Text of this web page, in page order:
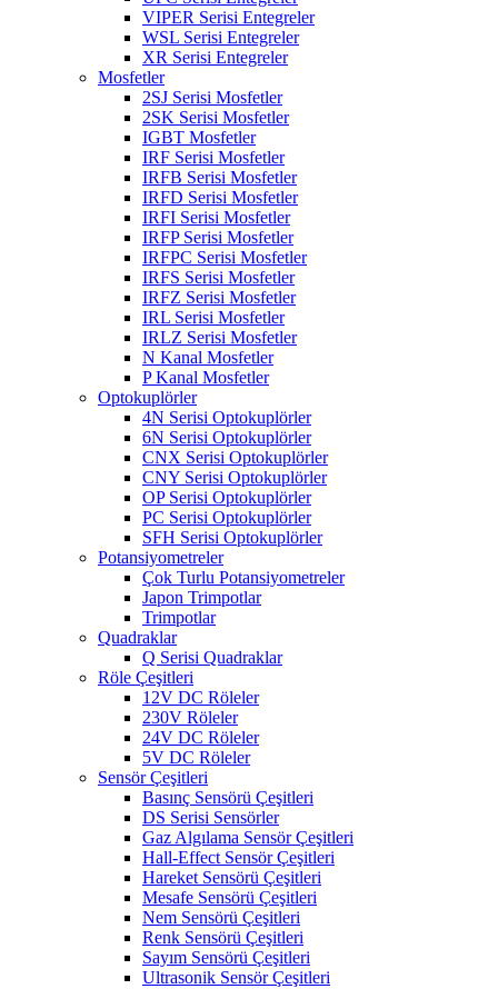
VIPER Serisi Entegreler
WSL Serisi Entegreler
XR Serisi Entegreler
Mosfetler
2SJ Serisi Mosfetler
2SK Serisi Mosfetler
IGBT Mosfetler
IRF Serisi Mosfetler
IRFB Serisi Mosfetler
IRFD Serisi Mosfetler
IRFI Serisi Mosfetler
IRFP Serisi Mosfetler
IRFPC Serisi Mosfetler
IRFS Serisi Mosfetler
IRFZ Serisi Mosfetler
IRL Serisi Mosfetler
IRLZ Serisi Mosfetler
N Kanal Mosfetler
P Kanal Mosfetler
Optokuplörler
4N Serisi Optokuplörler
6N Serisi Optokuplörler
CNX Serisi Optokuplörler
CNY Serisi Optokuplörler
OP Serisi Optokuplörler
PC Serisi Optokuplörler
SFH Serisi Optokuplörler
Potansiyometreler
Çok Turlu Potansiyometreler
Japon Trimpotlar
Trimpotlar
Quadraklar
Q Serisi Quadraklar
Röle Çeşitleri
12V DC Röleler
230V Röleler
24V DC Röleler
5V DC Röleler
Sensör Çeşitleri
Basınç Sensörü Çeşitleri
DS Serisi Sensörler
Gaz Algılama Sensör Çeşitleri
Hall-Effect Sensör Çeşitleri
Hareket Sensörü Çeşitleri
Mesafe Sensörü Çeşitleri
Nem Sensörü Çeşitleri
Renk Sensörü Çeşitleri
Sayım Sensörü Çeşitleri
Ultrasonik Sensör Çeşitleri